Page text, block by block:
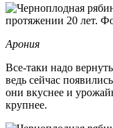
Арония
Все-таки надо
ведь сейчас
они вкуснее и
крупнее.